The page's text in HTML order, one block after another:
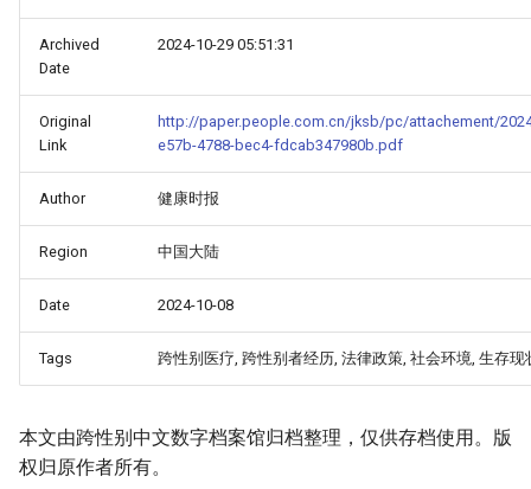
Archived
Date
2024-10-29 05:51:31
Original
Link
http://paper.people.com.cn/jksb/pc/attachement/
e57b-4788-bec4-fdcab347980b.pdf
Author 健康时报
Region 中国大陆
Date 2024-10-08
Tags 跨性别医疗, 跨性别者经历, 法律政策, 社会环境, 生存现
本文由跨性别中文数字档案馆归档整理，仅供存档使用。版
权归原作者所有。